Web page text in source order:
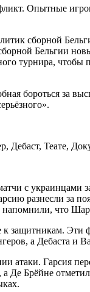
Опытные
сборной
Бельгии
турнира, чтобы
бороться
с украинцами
разнесли за
что
Эти
а Дебаста и
атаки. Гарсия
Брёйне